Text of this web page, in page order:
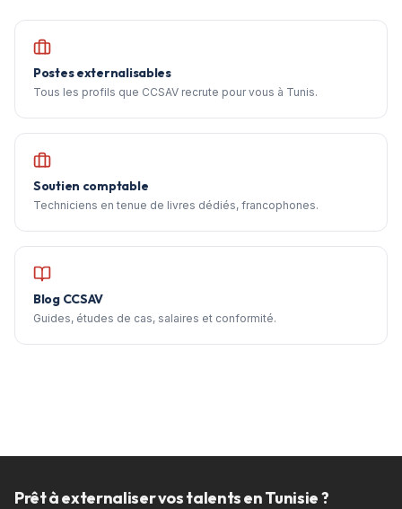
Postes externalisables
Tous les profils que CCSAV recrute pour vous à Tunis.
Soutien comptable
Techniciens en tenue de livres dédiés, francophones.
Blog CCSAV
Guides, études de cas, salaires et conformité.
Prêt à externaliser vos talents en Tunisie ?